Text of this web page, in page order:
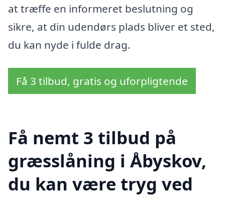
at træffe en informeret beslutning og
sikre, at din udendørs plads bliver et sted,
du kan nyde i fulde drag.
Få 3 tilbud, gratis og uforpligtende
Få nemt 3 tilbud på
græsslåning i Åbyskov,
du kan være tryg ved